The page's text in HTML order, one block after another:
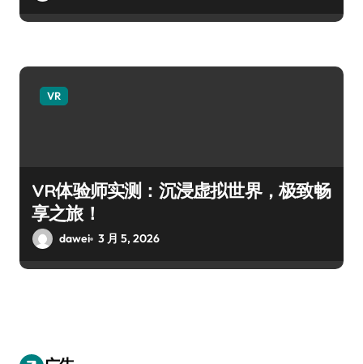
VR
VR体验师实测：沉浸虚拟世界，极致畅
享之旅！
dawei 3 月 5, 2026